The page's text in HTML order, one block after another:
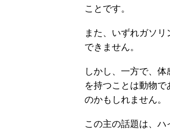
ことです。
また、いずれガソ
できません。
しかし、一方で、
を持つことは動物
のかもしれません。
この主の話題は、